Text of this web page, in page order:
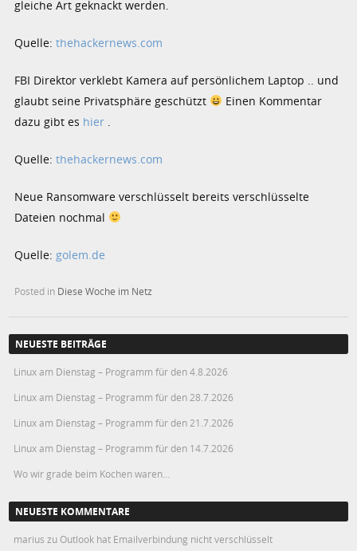
gleiche Art geknackt werden.
Quelle:thehackernews.com
FBI Direktor verklebt Kamera auf persönlichem Laptop .. und
glaubt seine Privatsphäre geschützt
Einen Kommentar
dazu gibt es hier
Quelle:thehackernews.com
Neue Ransomware verschlüsselt bereits verschlüsselte
Dateien nochmal
Quelle: golem.de
Posted in Diese Woche im Netz
NEUESTE BEITRÄGE
Linux am Dienstag – Programm für den 4.8.2026
Linux am Dienstag – Programm für den 28.7.2026
Linux am Dienstag – Programm für den 21.7.2026
Linux am Dienstag – Programm für den 14.7.2026
Wo wir grade beim Kochen waren…
NEUESTE KOMMENTARE
marius zu Outlook hat Emailverbindung nicht verschlüsselt